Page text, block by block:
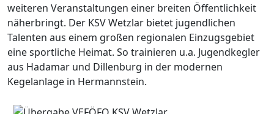
weiteren Veranstaltungen einer breiten Öffentlichkeit
näherbringt. Der KSV Wetzlar bietet jugendlichen
Talenten aus einem großen regionalen Einzugsgebiet
eine sportliche Heimat. So trainieren u.a. Jugendkegler
aus Hadamar und Dillenburg in der modernen
Kegelanlage in Hermannstein.